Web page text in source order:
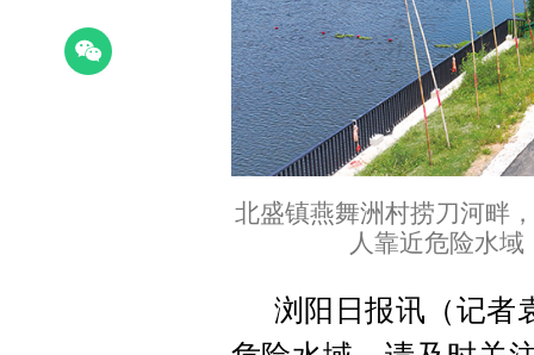
北盛镇燕舞洲村捞刀河畔
人靠近危险水
浏阳日报讯（记者